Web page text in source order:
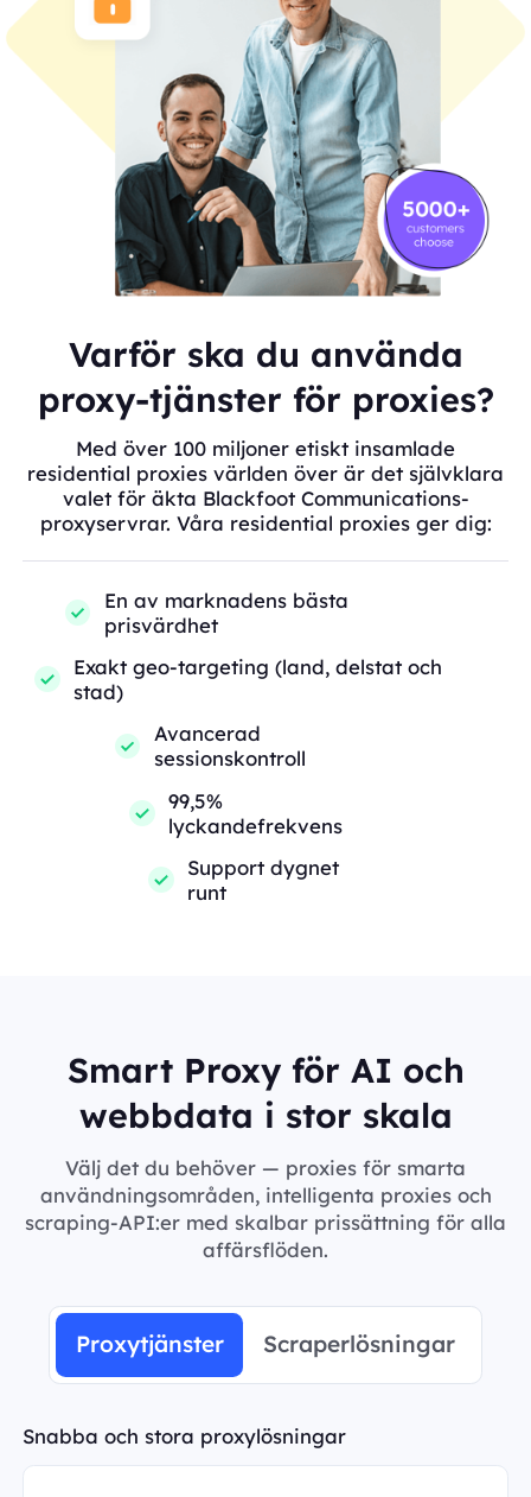
Varför ska du använda
proxy-tjänster för proxies?
Med över 100 miljoner etiskt insamlade
residential proxies världen över är det självklara
valet för äkta Blackfoot Communications-
proxyservrar. Våra residential proxies ger dig:
En av marknadens bästa
prisvärdhet
Exakt geo-targeting (land, delstat och
stad)
Avancerad
sessionskontroll
99,5%
lyckandefrekvens
Support dygnet
runt
Smart Proxy för AI och
webbdata i stor skala
Välj det du behöver — proxies för smarta
användningsområden, intelligenta proxies och
scraping-API:er med skalbar prissättning för alla
affärsflöden.
Proxytjänster Scraperlösningar
Snabba och stora proxylösningar